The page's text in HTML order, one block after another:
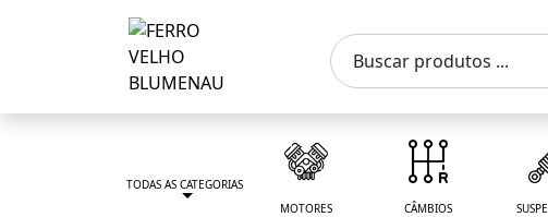
TODAS AS CATEGORIAS
MOTORES
CÂMBIOS